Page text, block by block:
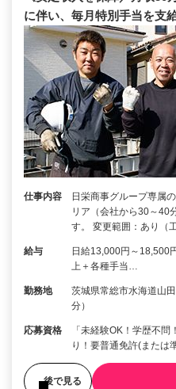
に伴い、毎月特別手当を支
仕事内容
日栄商事グループ専属
リア（会社から30～40
す。 変更範囲：あり（
給与
日給13,000円～
上＋各種手当…
勤務地
茨城県常総市水海道山
分）
応募資格
「未経験OK！学歴不
り！要普通免許(または
後で見る